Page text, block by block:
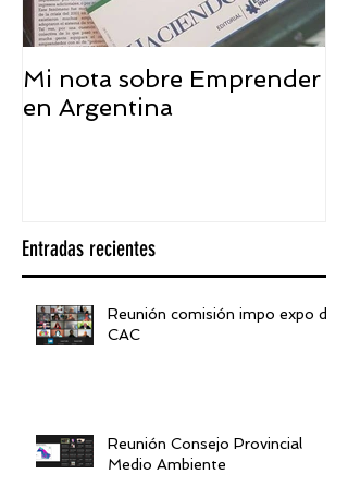
Mi nota sobre Emprender
en Argentina
Entradas recientes
Reunión comisión impo expo de
CAC
Reunión Consejo Provincial
Medio Ambiente